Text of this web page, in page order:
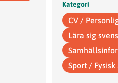
Kategori
CV /
Lära sig
Sport /